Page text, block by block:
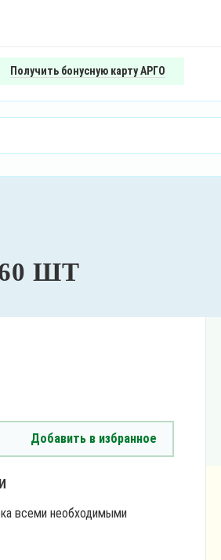
Получить бонусную карту АРГО
ШТ
Добавить в избранное
всеми необходимыми